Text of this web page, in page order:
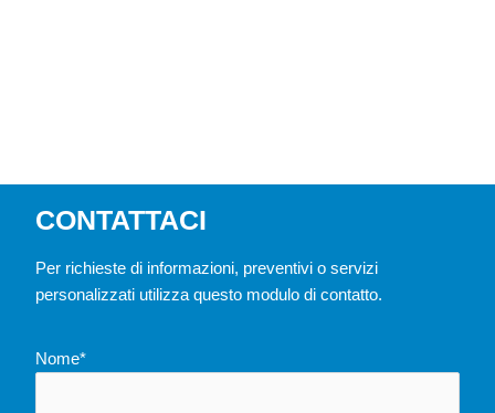
CONTATTACI
Per richieste di informazioni, preventivi o servizi
personalizzati utilizza questo modulo di contatto.
Nome*